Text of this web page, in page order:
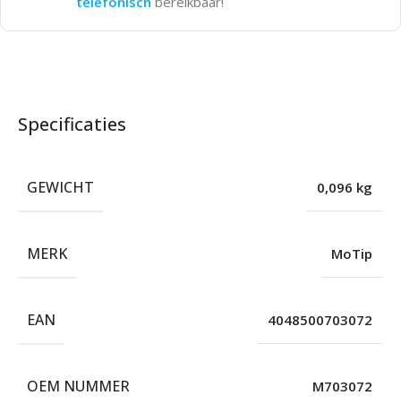
Specificaties
GEWICHT 0,096 kg
MERK MoTip
EAN 4048500703072
OEM NUMMER M703072